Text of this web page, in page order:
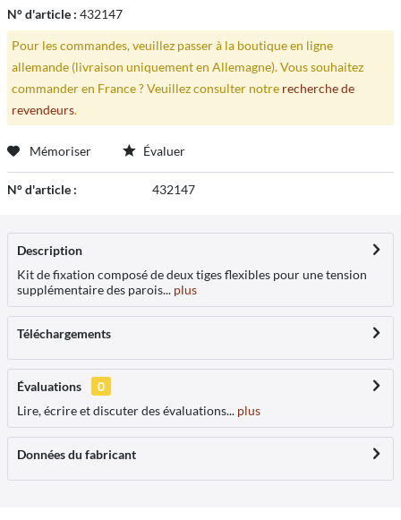
N° d'article : 432147
Pour les commandes, veuillez passer à la boutique en ligne
allemande (livraison uniquement en Allemagne). Vous souhaitez
commander en France ? Veuillez consulter notre recherche de
revendeurs.
Mémoriser Évaluer
N° d'article : 432147
Description
Kit de fixation composé de deux tiges flexibles pour une tension
supplémentaire des parois... plus
Téléchargements
Évaluations
0
Lire, écrire et discuter des évaluations... plus
Données du fabricant